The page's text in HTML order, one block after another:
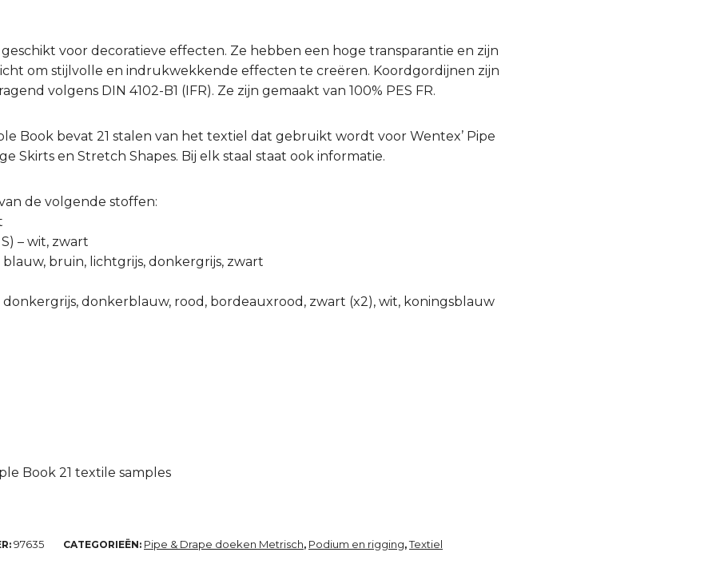
voor decoratieve effecten. Ze hebben een hoge transparantie en zijn
om stijlvolle en indrukwekkende effecten te creëren. Koordgordijnen zijn
volgens DIN 4102-B1 (IFR). Ze zijn gemaakt van 100% PES FR.
Book bevat 21 stalen van het textiel dat gebruikt wordt voor Wentex’ Pipe
Skirts en Stretch Shapes. Bij elk staal staat ook informatie.
de volgende stoffen:
– wit, zwart
blauw, bruin, lichtgrijs, donkergrijs, zwart
donkergrijs, donkerblauw, rood, bordeauxrood, zwart (x2), wit, koningsblauw
Book 21 textile samples
97635 CATEGORIEËN: Pipe & Drape doeken Metrisch, Podium en rigging,Textiel